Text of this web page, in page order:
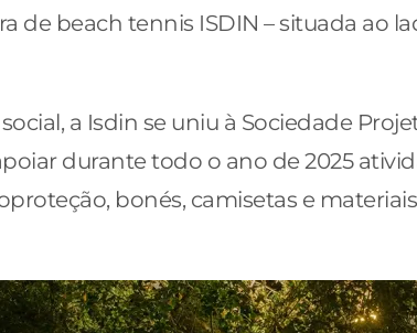
de beach tennis ISDIN – situada ao
a Isdin se uniu à Sociedade
durante todo o ano de 2025
bonés, camisetas e